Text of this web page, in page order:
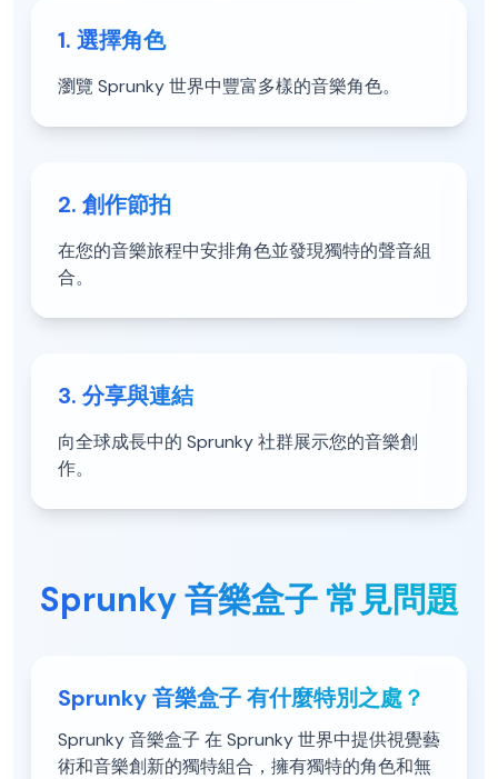
1. 選擇角色
瀏覽 Sprunky 世界中豐富多樣的音樂角色。
2. 創作節拍
在您的音樂旅程中安排角色並發現獨特的聲音組
合。
3. 分享與連結
向全球成長中的 Sprunky 社群展示您的音樂創
作。
Sprunky 音樂盒子 常見問題
Sprunky 音樂盒子 有什麼特別之處？
Sprunky 音樂盒子 在 Sprunky 世界中提供視覺藝
術和音樂創新的獨特組合，擁有獨特的角色和無